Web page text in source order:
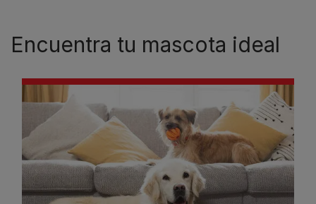
Encuentra tu mascota ideal